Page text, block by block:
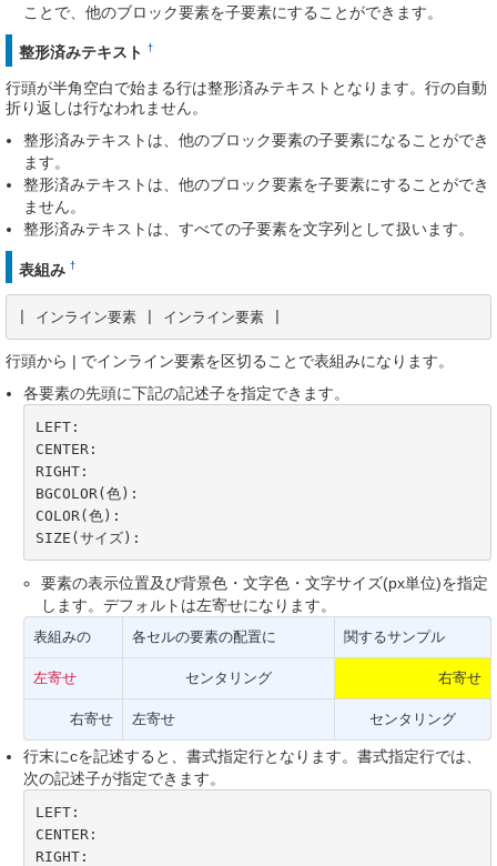
ことで、他のブロック要素を子要素にすることができます。
整形済みテキスト †
行頭が半角空白で始まる行は整形済みテキストとなります。行の自動
折り返しは行なわれません。
整形済みテキストは、他のブロック要素の子要素になることができ
ます。
整形済みテキストは、他のブロック要素を子要素にすることができ
ません。
整形済みテキストは、すべての子要素を文字列として扱います。
表組み †
| インライン要素 | インライン要素 |
行頭から | でインライン要素を区切ることで表組みになります。
各要素の先頭に下記の記述子を指定できます。
LEFT:
CENTER:
RIGHT:
BGCOLOR(色):
COLOR(色):
SIZE(サイズ):
要素の表示位置及び背景色・文字色・文字サイズ(px単位)を指定
します。デフォルトは左寄せになります。
表組みの 各セルの要素の配置に 関するサンプル
左寄せ センタリング 右寄せ
右寄せ 左寄せ センタリング
行末にcを記述すると、書式指定行となります。書式指定行では、
次の記述子が指定できます。
LEFT:
CENTER:
RIGHT: